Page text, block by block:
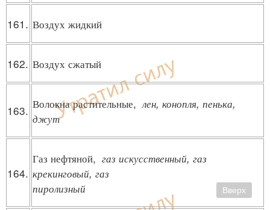
161. Воздух жидкий
162. Воздух сжатый
163. Волокна растительные, лен, конопля, пенька,
джут
164.
Газ нефтяной, газ искусственный, газ
крекинговый, газ
пиролизный
Вверх